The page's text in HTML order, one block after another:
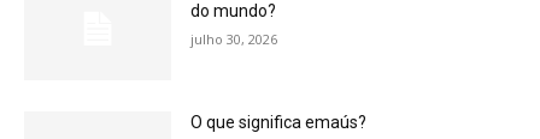
do mundo?
julho 30, 2026
O que significa emaús?